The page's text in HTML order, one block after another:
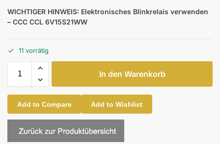
WICHTIGER HINWEIS: Elektronisches Blinkrelais verwenden
– CCC CCL 6V15S21WW
11 vorrätig
In den Warenkorb
Add to Compare Add to Wishlist